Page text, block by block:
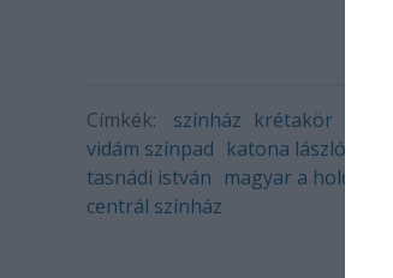
Címkék: színház krétakör
vidám színpad katona lászló
tasnádi istván magyar a holdon
centrál színház